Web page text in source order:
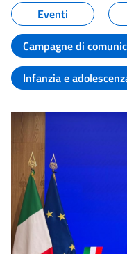
Eventi
Campagne di
Infanzia e